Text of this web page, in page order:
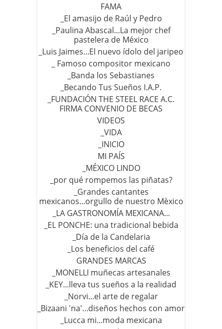
FAMA
_El amasijo de Raúl y Pedro
_Paulina Abascal...La mejor chef
pastelera de México
_Luis Jaimes...El nuevo ídolo del jaripeo
_ Famoso compositor mexicano
_Banda los Sebastianes
_Becando Tus Sueños I.A.P.
_FUNDACIÓN THE STEEL RACE A.C.
FIRMA CONVENIO DE BECAS
VIDEOS
_VIDA
_INICIO
MI PAÍS
_MÉXICO LINDO
_por qué rompemos las piñatas?
_Grandes cantantes
mexicanos...orgullo de nuestro Mèxico
_LA GASTRONOMÍA MEXICANA...
_EL PONCHE: una tradicional bebida
_Día de la Candelaria
_Los beneficios del café
GRANDES MARCAS
_MONELLI muñecas artesanales
_KEY...lleva tus sueños a la realidad
_Norvi...el arte de regalar
_Bizaani 'na'...diseños hechos con amor
_Lucca mi...moda mexicana